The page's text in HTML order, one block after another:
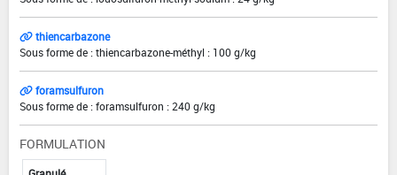
thiencarbazone
Sous forme de : thiencarbazone-méthyl : 100 g/kg
foramsulfuron
Sous forme de : foramsulfuron : 240 g/kg
FORMULATION